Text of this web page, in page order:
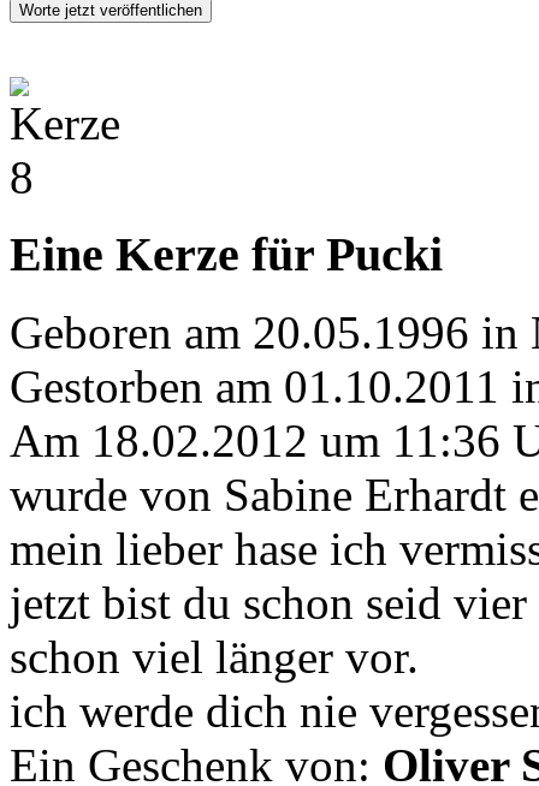
Eine Kerze für Pucki
Geboren am 20.05.1996 in
Gestorben am 01.10.2011
Am 18.02.2012 um 11:36
wurde von Sabine Erhardt
mein lieber hase ich
jetzt bist du schon seid
schon viel länger vor.
ich werde dich nie
Ein Geschenk von: Oliver